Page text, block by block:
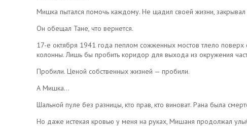
Мишка пытался помочь каждому. Не щадил своей жизни,
Он обещал Тане, что вернется.
17-е октября 1941 года пеплом сожженных мостов тлело
колонны. Лишь бы пробить коридор для выхода из окружения
Пробили. Ценой собственных жизней — пробили.
А Мишка…
Шальной пуле без разницы, кто прав, кто виноват. Рана была
Но даже истекая кровью у меня на руках, Мишаня продолжал